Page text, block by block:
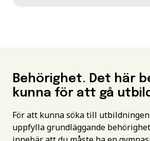
Behörighet. Det här
kunna för att gå
För att kunna söka till
uppfylla grundläggande